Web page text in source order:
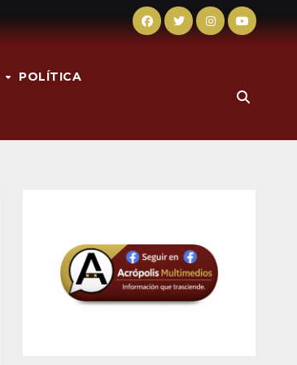
POLÍTICA